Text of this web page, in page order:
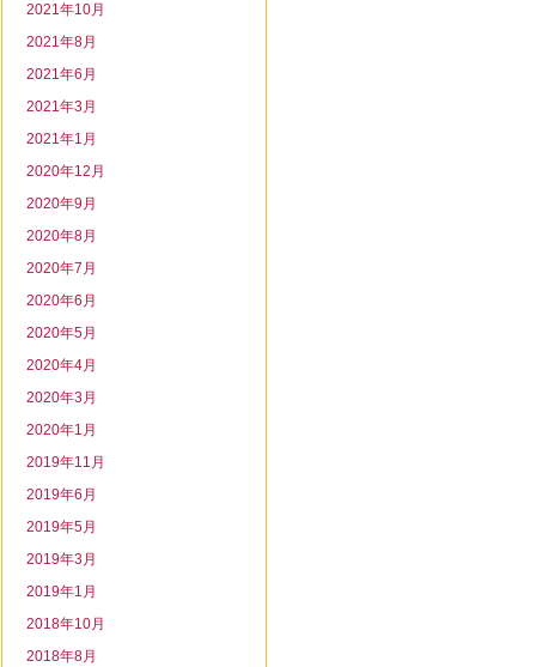
2021年10月
2021年8月
2021年6月
2021年3月
2021年1月
2020年12月
2020年9月
2020年8月
2020年7月
2020年6月
2020年5月
2020年4月
2020年3月
2020年1月
2019年11月
2019年6月
2019年5月
2019年3月
2019年1月
2018年10月
2018年8月